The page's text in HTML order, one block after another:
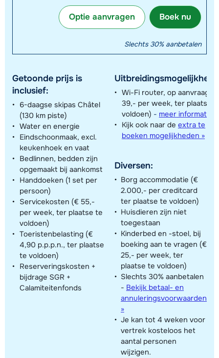
Boek nu
Optie aanvragen
Slechts 30% aanbetalen
Getoonde prijs is
inclusief:
6-daagse skipas Châtel
(130 km piste)
Water en energie
Eindschoonmaak, excl.
keukenhoek en vaat
Bedlinnen, bedden zijn
opgemaakt bij aankomst
Handdoeken (1 set per
persoon)
Servicekosten (€ 55,-
per week, ter plaatse te
voldoen)
Toeristenbelasting (€
4,90 p.p.p.n., ter plaatse
te voldoen)
Reserveringskosten +
bijdrage SGR +
Calamiteitenfonds
Wi-Fi router, op aanvraag (€
39,- per week, ter plaatse
voldoen) - meer informatie »
Kijk ook naar de extra te
boeken mogelijkheden »
Diversen:
Borg accommodatie (€
2.000,- per creditcard
ter plaatse te voldoen)
Huisdieren zijn niet
toegestaan
Kinderbed en -stoel, bij
boeking aan te vragen (€
25,- per week, ter
plaatse te voldoen)
Slechts 30% aanbetalen
- Bekijk betaal- en
annuleringsvoorwaarden
»
Je kan tot 4 weken voor
vertrek kosteloos het
aantal personen
wijzigen.